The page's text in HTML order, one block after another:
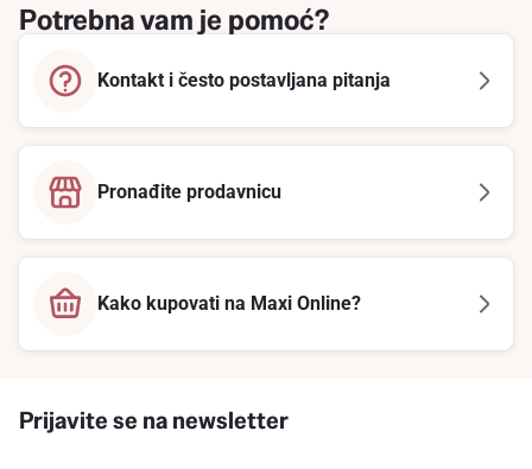
Potrebna vam je pomoć?
Kontakt i često postavljana pitanja
Pronađite prodavnicu
Kako kupovati na Maxi Online?
Prijavite se na newsletter